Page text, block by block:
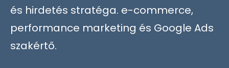
és hirdetés stratéga. e-commerce,
performance marketing és Google Ads
szakértő.